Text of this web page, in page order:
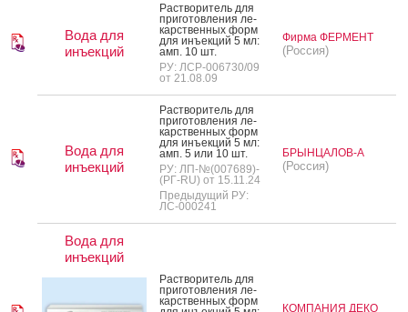
Вода для
инъекций
Рас­тво­ритель для
при­готов­ле­ния ле­
карс­твен­ных форм
для инъ­ек­ций 5 мл:
амп. 10 шт.
РУ: ЛСР-006730/09
от 21.08.09
Фирма ФЕРМЕНТ
(Россия)
Вода для
инъекций
Рас­тво­ритель для
при­готов­ле­ния ле­
карс­твен­ных форм
для инъ­ек­ций 5 мл:
амп. 5 или 10 шт.
РУ: ЛП-№(007689)-
(РГ-RU) от 15.11.24
Предыдущий РУ:
ЛС-000241
БРЫНЦАЛОВ-А
(Россия)
Вода для
инъекций
Рас­тво­ритель для
при­готов­ле­ния ле­
карс­твен­ных форм
КОМПАНИЯ ДЕКО